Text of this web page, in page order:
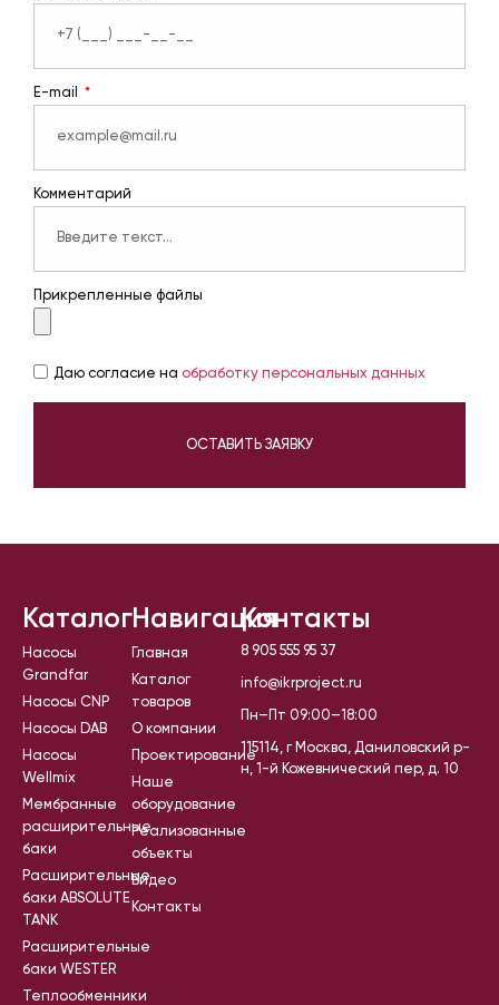
E-mail
Комментарий
Прикрепленные файлы
Даю согласие на обработку персональных данных
ОСТАВИТЬ ЗАЯВКУ
Каталог
Насосы
Grandfar
Насосы CNP
Насосы DAB
Насосы
Wellmix
Мембранные
расширительные
баки
Расширительные
баки ABSOLUTE
TANK
Расширительные
баки WESTER
Теплообменники
Навигация
Главная
Каталог
товаров
О компании
Проектирование
Наше
оборудование
Реализованные
объекты
Видео
Контакты
Контакты
8 905 555 95 37
info@ikrproject.ru
Пн–Пт 09:00–18:00
115114, г Москва, Даниловский р-
н, 1-й Кожевнический пер, д. 10